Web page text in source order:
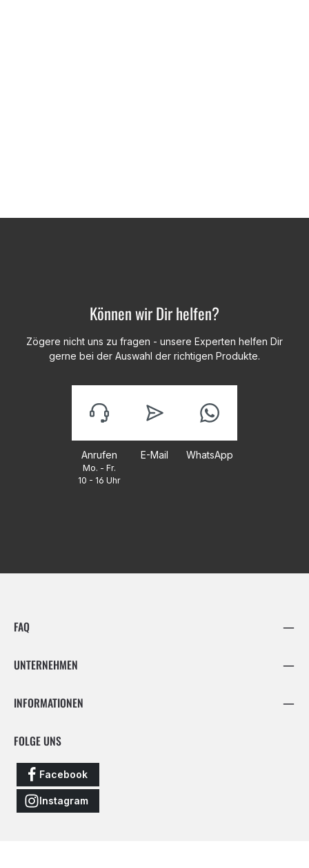
Können wir Dir helfen?
Zögere nicht uns zu fragen - unsere Experten helfen Dir
gerne bei der Auswahl der richtigen Produkte.
Anrufen
Mo. - Fr.
10 - 16 Uhr
E-Mail WhatsApp
FAQ
UNTERNEHMEN
INFORMATIONEN
FOLGE UNS
Facebook
Instagram